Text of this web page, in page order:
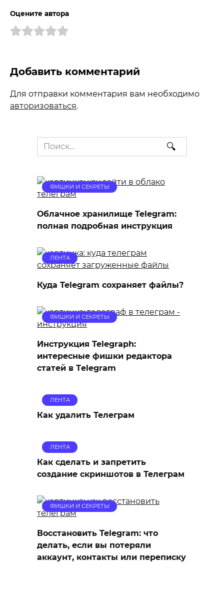
Оцените автора
Добавить комментарий
Для отправки комментария вам необходимо
авторизоваться.
Search
for:
ФИШКИ И СЕКРЕТЫ
Облачное хранилище Telegram:
полная подробная инструкция
ЛЕНТА
Куда Telegram сохраняет файлы?
ФИШКИ И СЕКРЕТЫ
Инструкция Telegraph:
интересные фишки редактора
статей в Тelegram
ЛЕНТА
Как удалить Телеграм
ЛЕНТА
Как сделать и запретить
создание скриншотов в Телеграм
ФИШКИ И СЕКРЕТЫ
Восстановить Telegram: что
делать, если вы потеряли
аккаунт, контакты или переписку